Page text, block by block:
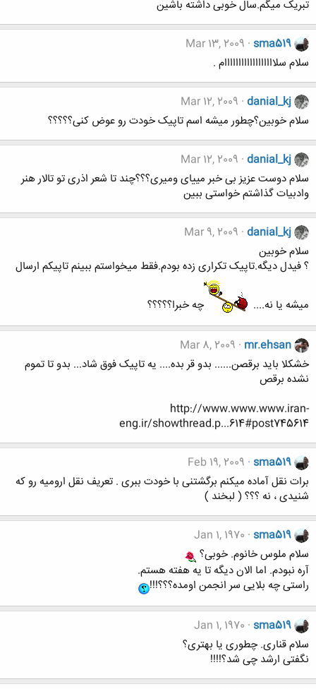
تبریک میگم.سال خوبی داشته باشین
sma519
Mar 13, 2009
سلام سلاااااااااااااااااام .
danial_kj
Mar 12, 2009
سلام خوبین؟چطور میشه اسم تاپیک خودت رو عوض کنی؟؟؟؟؟
danial_kj
Mar 12, 2009
سلام دوست عزیز بی خبر مییای ومیری؟؟؟چند تا شعر اذری تو تالار هنر
وادبیات گذاشتم خواستی ببین
danial_kj
Mar 9, 2009
سلام خوبین
؟ فیدل دیگه.تاپیک تکراری زده بودم.فقط میخواستم ببینم تاپیکم ارسال
میشه یا نه.... چه خبرا؟؟؟؟؟
mr.ehsan
Mar 8, 2009
خشکلا باید برقصن...... بدو قر بده.... یه تاپیک فوق شاد... بدو تا تموم
نشده برقص
http://www.www.www.iran-
eng.ir/showthread.p...614#post745614
sma519
Feb 19, 2009
برات نقل آماده میکنم برگشتنی با خودت ببری . تعریف نقل ارومیه رو که
شنیدی ، نه ؟؟؟ ( لبخند )
sma519
Jan 1, 1970
سلام ملوس خانوم. خوبی؟
آره نبودم. اما الان دیگه تا یه هفته هستم.
راستی چه بلایی سر انجمن اومده؟؟؟!!!
sma519
Jan 1, 1970
سلام قناری. چطوری یا بهتری؟
نگفتی ارشد چی شد؟!!!!